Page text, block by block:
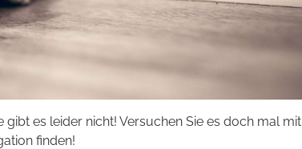
es leider nicht! Versuchen Sie es doch mal mit
finden!